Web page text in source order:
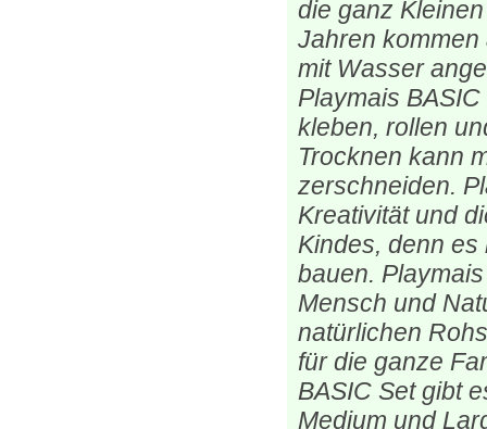
die ganz
Jahren kommen
mit Wasser
Playmais
kleben, rollen
Trocknen kann
zerschneiden.
Kreativität und
Kindes, denn
bauen.
Mensch und
natürlichen
für die ganze
BASIC Set gibt
Medium und